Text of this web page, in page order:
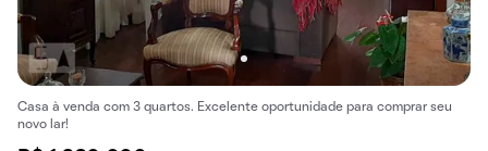
Casa à venda com 3 quartos. Excelente oportunidade para comprar seu
novo lar!